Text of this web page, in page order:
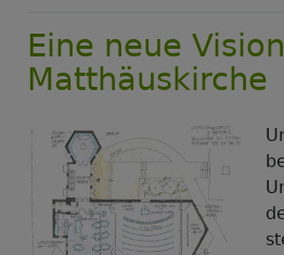
Zertifiziert
und
lebendig
Eine neue
Matthäuskirche